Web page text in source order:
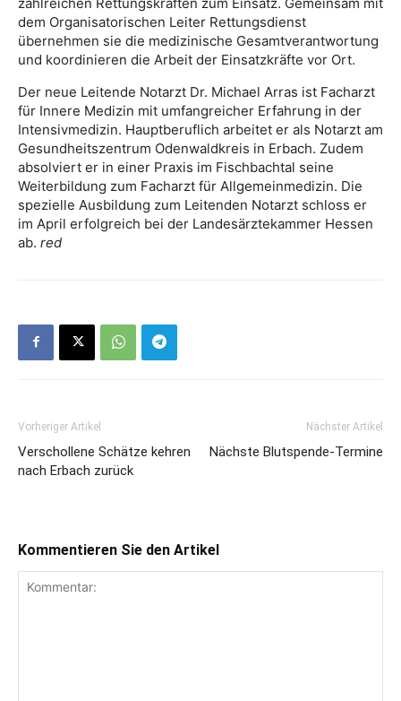
dem Organisatorischen Leiter Rettungsdienst
übernehmen sie die medizinische Gesamtverantwortung
und koordinieren die Arbeit der Einsatzkräfte vor Ort.
Der neue Leitende Notarzt Dr. Michael Arras ist Facharzt
für Innere Medizin mit umfangreicher Erfahrung in der
Intensivmedizin. Hauptberuflich arbeitet er als Notarzt am
Gesundheitszentrum Odenwaldkreis in Erbach. Zudem
absolviert er in einer Praxis im Fischbachtal seine
Weiterbildung zum Facharzt für Allgemeinmedizin. Die
spezielle Ausbildung zum Leitenden Notarzt schloss er
im April erfolgreich bei der Landesärztekammer Hessen
ab. red
Vorheriger Artikel
Verschollene Schätze kehren
nach Erbach zurück
Nächster Artikel
Nächste Blutspende-Termine
Kommentieren Sie den Artikel